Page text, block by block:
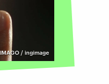
IMAGO / ingimage